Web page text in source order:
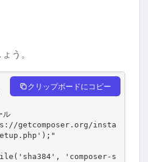
う。
ル
getcomposer.org/insta
'composer-s
クリップボードにコピー